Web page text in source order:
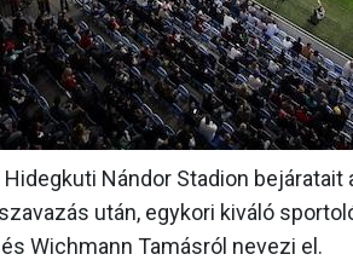
Nándor Stadion
után, egykori kiváló
Wichmann Tamásról nevezi el.